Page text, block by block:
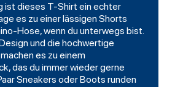
ist dieses T-Shirt ein echter
es zu einer lässigen Shorts
Hose, wenn du unterwegs bist.
und die hochwertige
es zu einem
das du immer wieder gerne
Sneakers oder Boots runden